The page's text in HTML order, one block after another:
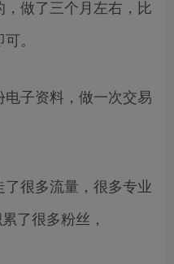
做了三个月左右，比
。
子资料，做一次交易
很多流量，很多专业
了很多粉丝，